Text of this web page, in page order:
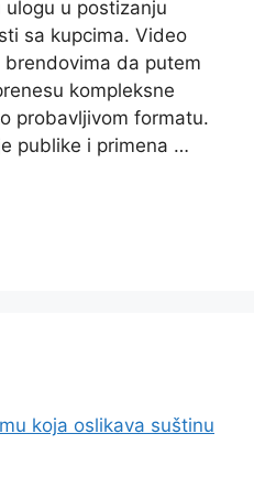
u postizanju
sa kupcima. Video
da putem
kompleksne
probavljivom formatu.
publike i primena …
koja oslikava suštinu